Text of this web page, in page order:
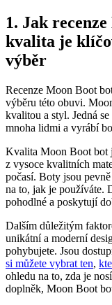
1. Jak
kvalita je
⁤výběr
Recenze⁤ Moon Boot
výběru této obuvi.
‌kvalitou a styl. Jedná
mnoha lidmi ⁤a ‌vyrábí
Kvalita Moon Boot bot
z​ vysoce kvalitních
počasí. Boty jsou
na⁢ to, jak je používáte.
pohodlné a poskytují
Dalším důležitým⁤
unikátní a‌ moderní
pohybujete. Jsou
si ‌můžete‌ vybrat ten,⁢
ohledu na‌ to,⁤ zda je
doplněk,‌ Moon Boot